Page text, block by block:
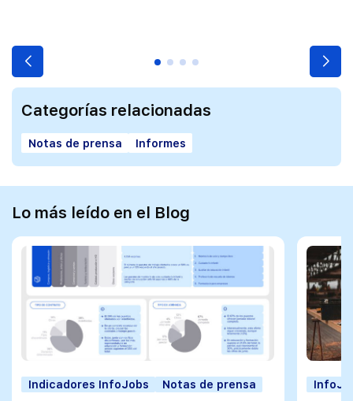
Categorías relacionadas
Notas de prensa Informes
Lo más leído en el Blog
Indicadores InfoJobs Notas de prensa